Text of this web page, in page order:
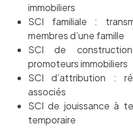
immobiliers
SCI familiale :
membres d’une famille
SCI de
promoteurs immobiliers
SCI d’attribution :
associés
SCI de jouissance à
temporaire